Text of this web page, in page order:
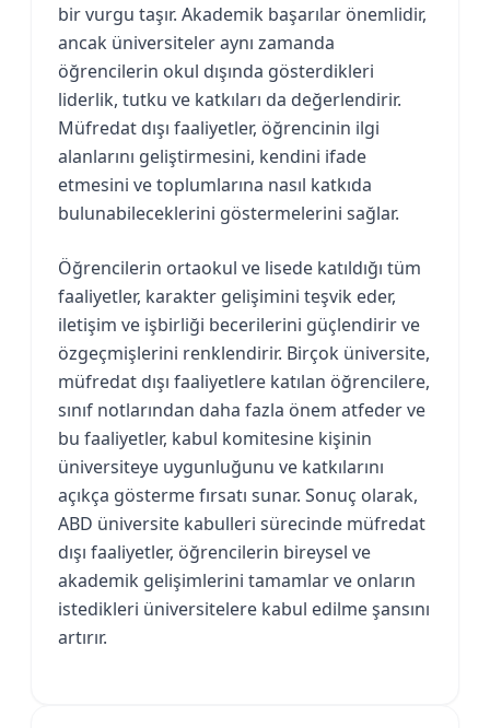
bir vurgu taşır. Akademik başarılar önemlidir,
ancak üniversiteler aynı zamanda
öğrencilerin okul dışında gösterdikleri
liderlik, tutku ve katkıları da değerlendirir.
Müfredat dışı faaliyetler, öğrencinin ilgi
alanlarını geliştirmesini, kendini ifade
etmesini ve toplumlarına nasıl katkıda
bulunabileceklerini göstermelerini sağlar.
Öğrencilerin ortaokul ve lisede katıldığı tüm
faaliyetler, karakter gelişimini teşvik eder,
iletişim ve işbirliği becerilerini güçlendirir ve
özgeçmişlerini renklendirir. Birçok üniversite,
müfredat dışı faaliyetlere katılan öğrencilere,
sınıf notlarından daha fazla önem atfeder ve
bu faaliyetler, kabul komitesine kişinin
üniversiteye uygunluğunu ve katkılarını
açıkça gösterme fırsatı sunar. Sonuç olarak,
ABD üniversite kabulleri sürecinde müfredat
dışı faaliyetler, öğrencilerin bireysel ve
akademik gelişimlerini tamamlar ve onların
istedikleri üniversitelere kabul edilme şansını
artırır.